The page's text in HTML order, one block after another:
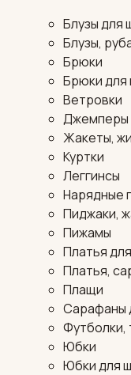
Блузы для
Блузы,
Брюки
Брюки для
Ветровки
Джемперы
Жакеты,
Куртки
Леггинсы
Нарядные
Пиджаки,
Пижамы
Платья
Платья,
Плащи
Сарафаны
Футболки,
Юбки
Юбки для